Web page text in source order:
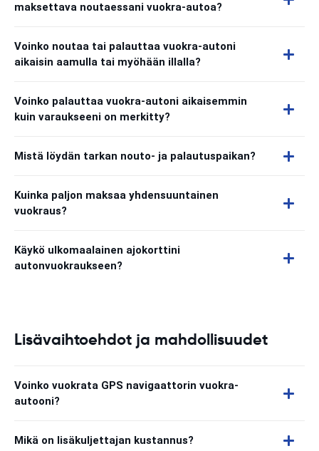
maksettava noutaessani vuokra-autoa?
Voinko noutaa tai palauttaa vuokra-autoni
aikaisin aamulla tai myöhään illalla?
Voinko palauttaa vuokra-autoni aikaisemmin
kuin varaukseeni on merkitty?
Mistä löydän tarkan nouto- ja palautuspaikan?
Kuinka paljon maksaa yhdensuuntainen
vuokraus?
Käykö ulkomaalainen ajokorttini
autonvuokraukseen?
Lisävaihtoehdot ja mahdollisuudet
Voinko vuokrata GPS navigaattorin vuokra-
autooni?
Mikä on lisäkuljettajan kustannus?